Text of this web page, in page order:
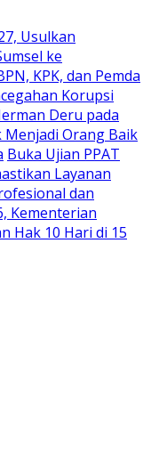
Usulkan
ke
KPK, dan Pemda
Korupsi
Deru pada
Menjadi Orang Baik
Buka Ujian PPAT
Layanan
dan
Kementerian
Hak 10 Hari di 15